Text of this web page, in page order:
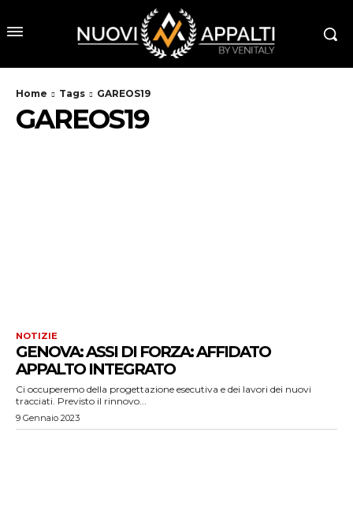
Home Tags GAREOS19
GAREOS19
NOTIZIE
GENOVA: ASSI DI FORZA: AFFIDATO
APPALTO INTEGRATO
Ci occuperemo della progettazione esecutiva e dei lavori dei nuovi
tracciati. Previsto il rinnovo...
9 Gennaio 2023